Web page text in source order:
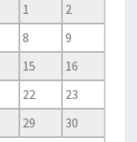
1
2
8
9
15
16
22
23
29
30